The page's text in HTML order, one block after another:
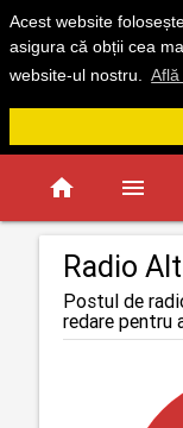
Acest website
asigura că obții cea
website-ul nostru.
Află
home menu
Radio
Postul de
redare pentru